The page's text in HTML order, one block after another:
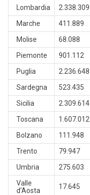
Lombardia
2.338.309
Marche
411.889
Molise
68.088
Piemonte
901.112
Puglia
2.236.648
Sardegna
523.435
Sicilia
2.309.614
Toscana
1.607.012
Bolzano
111.948
Trento
79.947
Umbria
275.603
Valle
d’Aosta
17.645